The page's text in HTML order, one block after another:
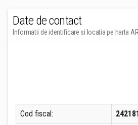
Date de contact
Informatii de identificare si locatia pe harta
Cod fiscal: